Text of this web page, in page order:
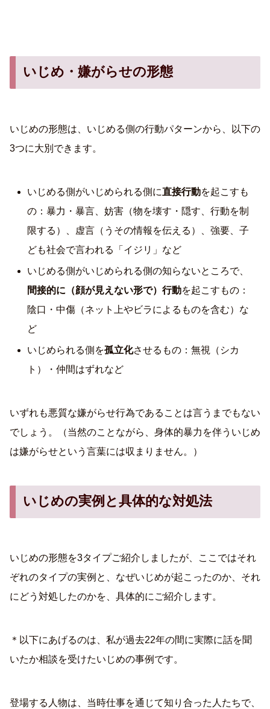
いじめ・嫌がらせの形態
いじめの形態は、いじめる側の行動パターンから、以下の
3つに大別できます。
いじめる側がいじめられる側に直接行動を起こすも
の：暴力・暴言、妨害（物を壊す・隠す、行動を制
限する）、虚言（うその情報を伝える）、強要、子
ども社会で言われる「イジリ」など
いじめる側がいじめられる側の知らないところで、
間接的に（顔が見えない形で）行動を起こすもの：
陰口・中傷（ネット上やビラによるものを含む）な
ど
いじめられる側を孤立化させるもの：無視（シカ
ト）・仲間はずれなど
いずれも悪質な嫌がらせ行為であることは言うまでもない
でしょう。（当然のことながら、身体的暴力を伴ういじめ
は嫌がらせという言葉には収まりません。）
いじめの実例と具体的な対処法
いじめの形態を3タイプご紹介しましたが、ここではそれ
ぞれのタイプの実例と、なぜいじめが起こったのか、それ
にどう対処したのかを、具体的にご紹介します。
＊以下にあげるのは、私が過去22年の間に実際に話を聞
いたか相談を受けたいじめの事例です。
登場する人物は、当時仕事を通じて知り合った人たちで、